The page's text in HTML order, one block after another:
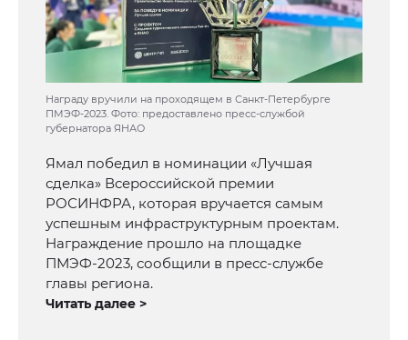
Награду вручили на проходящем в Санкт-Петербурге
ПМЭФ-2023. Фото: предоставлено пресс-службой
губернатора ЯНАО
Ямал победил в номинации «Лучшая
сделка» Всероссийской премии
РОСИНФРА, которая вручается самым
успешным инфраструктурным проектам.
Награждение прошло на площадке
ПМЭФ-2023, сообщили в пресс-службе
главы региона.
Читать далее >